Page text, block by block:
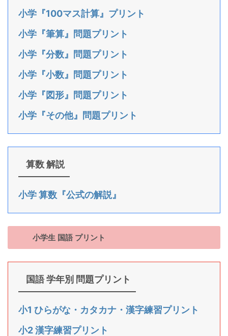
小学『100マス計算』プリント
小学『筆算』問題プリント
小学『分数』問題プリント
小学『小数』問題プリント
小学『図形』問題プリント
小学『その他』問題プリント
算数 解説
小学 算数『公式の解説』
小学生 国語 プリント
国語 学年別 問題プリント
小1 ひらがな・カタカナ・漢字練習プリント
小2 漢字練習プリント